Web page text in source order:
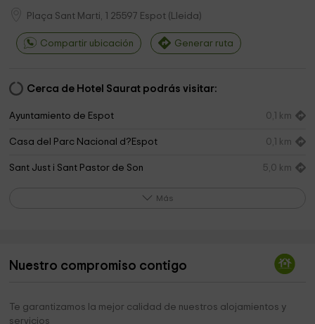
Plaça Sant Marti, 1 25597 Espot ( Lleida)
Compartir ubicación Generar ruta
Cerca de Hotel Saurat podrás visitar:
Ayuntamiento de Espot 0,1 km
Casa del Parc Nacional d?Espot 0,1 km
Sant Just i Sant Pastor de Son 5,0 km
Iglesia 6,4 km
Más
Nuestro compromiso contigo
Te garantizamos la mejor calidad de nuestros alojamientos y
servicios